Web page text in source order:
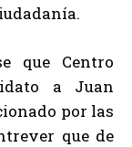
que Centro
a Juan
por las
que de